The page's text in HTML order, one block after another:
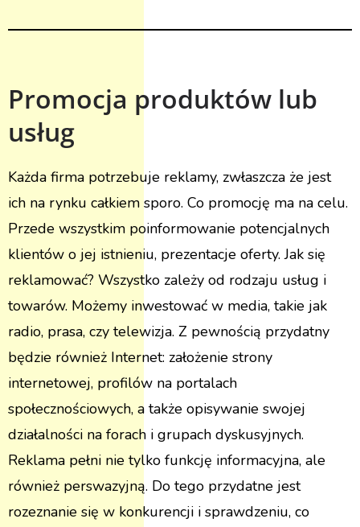
Promocja produktów lub
usług
Każda firma potrzebuje reklamy, zwłaszcza że jest
ich na rynku całkiem sporo. Co promocję ma na celu.
Przede wszystkim poinformowanie potencjalnych
klientów o jej istnieniu, prezentacje oferty. Jak się
reklamować? Wszystko zależy od rodzaju usług i
towarów. Możemy inwestować w media, takie jak
radio, prasa, czy telewizja. Z pewnością przydatny
będzie również Internet: założenie strony
internetowej, profilów na portalach
społecznościowych, a także opisywanie swojej
działalności na forach i grupach dyskusyjnych.
Reklama pełni nie tylko funkcję informacyjna, ale
również perswazyjną. Do tego przydatne jest
rozeznanie się w konkurencji i sprawdzeniu, co